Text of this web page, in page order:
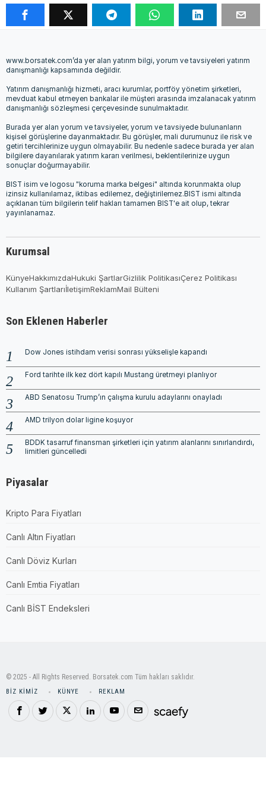
www.borsatek.com’da yer alan yatırım bilgi, yorum ve tavsiyeleri yatırım
danışmanlığı kapsamında değildir.
Yatırım danışmanlığı hizmeti, aracı kurumlar, portföy yönetim şirketleri,
mevduat kabul etmeyen bankalar ile müşteri arasında imzalanacak yatırım
danışmanlığı sözleşmesi çerçevesinde sunulmaktadır.
Burada yer alan yorum ve tavsiyeler, yorum ve tavsiyede bulunanların
kişisel görüşlerine dayanmaktadır. Bu görüşler, mali durumunuz ile risk ve
getiri tercihlerinize uygun olmayabilir. Bu nedenle sadece burada yer alan
bilgilere dayanılarak yatırım kararı verilmesi, beklentilerinize uygun
sonuçlar doğurmayabilir.
BIST isim ve logosu "koruma marka belgesi" altında korunmakta olup
izinsiz kullanılamaz, iktibas edilemez, değiştirilemez.BIST ismi altında
açıklanan tüm bilgilerin telif hakları tamamen BIST'e ait olup, tekrar
yayınlanamaz.
Kurumsal
KünyeHakkımızdaHukuki ŞartlarGizlilik PolitikasıÇerez Politikası
Kullanım ŞartlarıİletişimReklamMail Bülteni
Son Eklenen Haberler
Dow Jones istihdam verisi sonrası yükselişle kapandı
Ford tarihte ilk kez dört kapılı Mustang üretmeyi planlıyor
ABD Senatosu Trump’ın çalışma kurulu adaylarını onayladı
AMD trilyon dolar ligine koşuyor
BDDK tasarruf finansman şirketleri için yatırım alanlarını sınırlandırdı,
limitleri güncelledi
Piyasalar
Kripto Para Fiyatları
Canlı Altın Fiyatları
Canlı Döviz Kurları
Canlı Emtia Fiyatları
Canlı BİST Endeksleri
© 2025 - All Rights Reserved. Borsatek.com Tüm hakları saklıdır.
BIZ KIMIZ KÜNYE REKLAM